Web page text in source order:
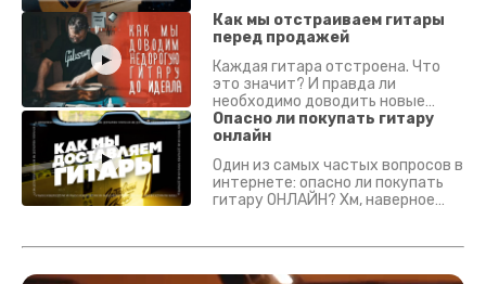
Как мы отстраиваем гитары
перед продажей
Каждая гитара отстроена. Что
это значит? И правда ли
необходимо доводить новые
гитары? Если кратко - да.
Подробно - в видео :)
Опасно ли покупать гитару
онлайн
Один из самых частых вопросов в
интернете: опасно ли покупать
гитару ОНЛАЙН? Хм, наверное
застрахован. Случись что -